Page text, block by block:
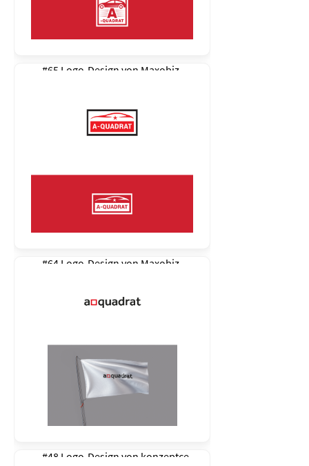
#65 Logo-Design von Maxobiz
#64 Logo-Design von Maxobiz
#48 Logo-Design von konzeptce